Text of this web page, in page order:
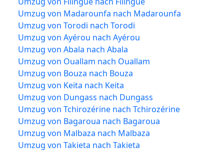
Umzug von Madarounfa nach Madarounfa
Umzug von Torodi nach Torodi
Umzug von Ayérou nach Ayérou
Umzug von Abala nach Abala
Umzug von Ouallam nach Ouallam
Umzug von Bouza nach Bouza
Umzug von Keita nach Keita
Umzug von Dungass nach Dungass
Umzug von Tchirozérine nach Tchirozérine
Umzug von Bagaroua nach Bagaroua
Umzug von Malbaza nach Malbaza
Umzug von Takieta nach Takieta